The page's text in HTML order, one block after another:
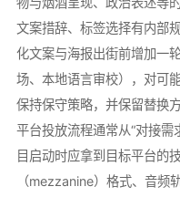
文案措辞、标签选择有内部
化文案与海报出街前增加一
场、本地语言审校），对可
保持保守策略，并保留替换
平台投放流程通常从“对接需
目启动时应拿到目标平台的
（mezzanine）格式、音频